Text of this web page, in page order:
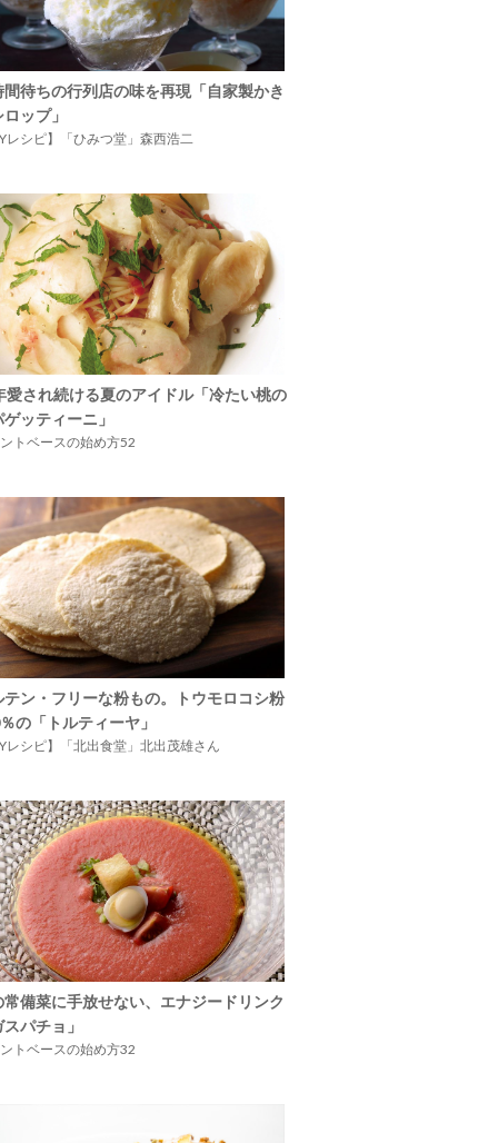
間待ちの行列店の味を再現「自家製かき
ップ」
レシピ】「ひみつ堂」森西浩二
愛され続ける夏のアイドル「冷たい桃の
ッティーニ」
トベースの始め方52
テン・フリーな粉もの。トウモロコシ粉
の「トルティーヤ」
レシピ】「北出食堂」北出茂雄さん
常備菜に手放せない、エナジードリンク
パチョ」
トベースの始め方32